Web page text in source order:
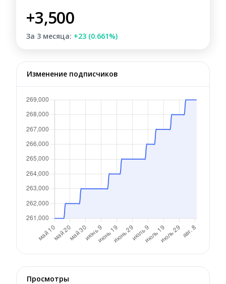
+3,500
За 3 месяца: +23 (0.661%)
Изменение подписчиков
Просмотры